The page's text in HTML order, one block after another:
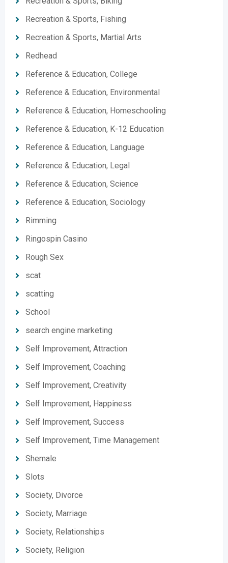
Recreation & Sports, Fishing
Recreation & Sports, Martial Arts
Redhead
Reference & Education, College
Reference & Education, Environmental
Reference & Education, Homeschooling
Reference & Education, K-12 Education
Reference & Education, Language
Reference & Education, Legal
Reference & Education, Science
Reference & Education, Sociology
Rimming
Ringospin Casino
Rough Sex
scat
scatting
School
search engine marketing
Self Improvement, Attraction
Self Improvement, Coaching
Self Improvement, Creativity
Self Improvement, Happiness
Self Improvement, Success
Self Improvement, Time Management
Shemale
Slots
Society, Divorce
Society, Marriage
Society, Relationships
Society, Religion